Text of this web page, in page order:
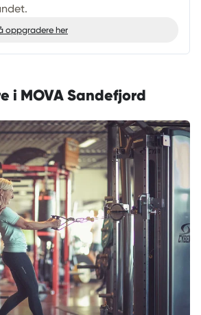
oppgradere her
i MOVA Sandefjord